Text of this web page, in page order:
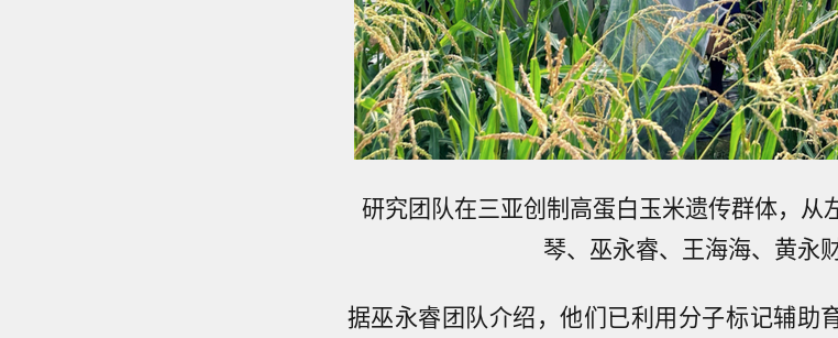
研究团队在三亚创制高蛋白玉米遗传群体，从
琴、巫永睿、王海海、黄永
据巫永睿团队介绍，他们已利用分子标记辅助